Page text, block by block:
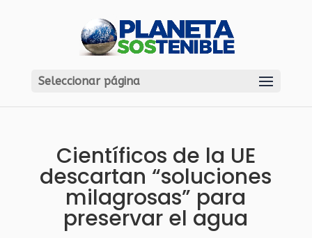
Seleccionar página
Científicos de la UE
descartan “soluciones
milagrosas” para
preservar el agua